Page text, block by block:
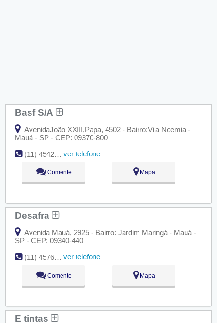
Basf S/A
AvenidaJoão XXIII,Papa, 4502 - Bairro:Vila Noemia -
Mauá - SP - CEP: 09370-800
(11) 4542-7200
ver telefone
Comente Mapa
Desafra
Avenida Mauá, 2925 - Bairro: Jardim Maringá - Mauá -
SP - CEP: 09340-440
(11) 4576-7277
ver telefone
Comente Mapa
E tintas